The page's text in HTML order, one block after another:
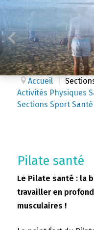
Accueil
Activités Physiques
Sections Sport Santé
Pilate santé
Le Pilate santé : la
travailler en
musculaires !